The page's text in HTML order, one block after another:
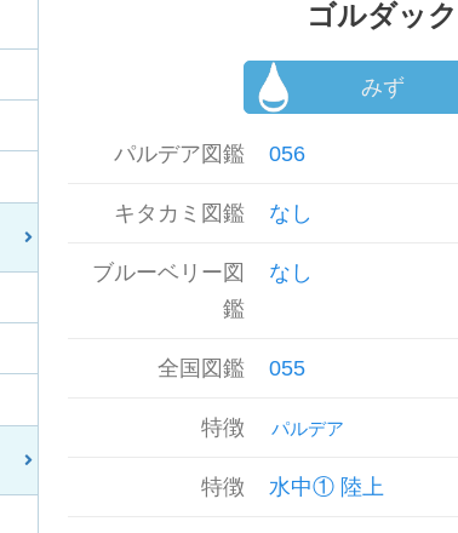
ゴルダック
みず
パルデア図鑑 056
キタカミ図鑑 なし
ブルーベリー図
鑑
なし
全国図鑑 055
特徴 パルデア
特徴 水中① 陸上